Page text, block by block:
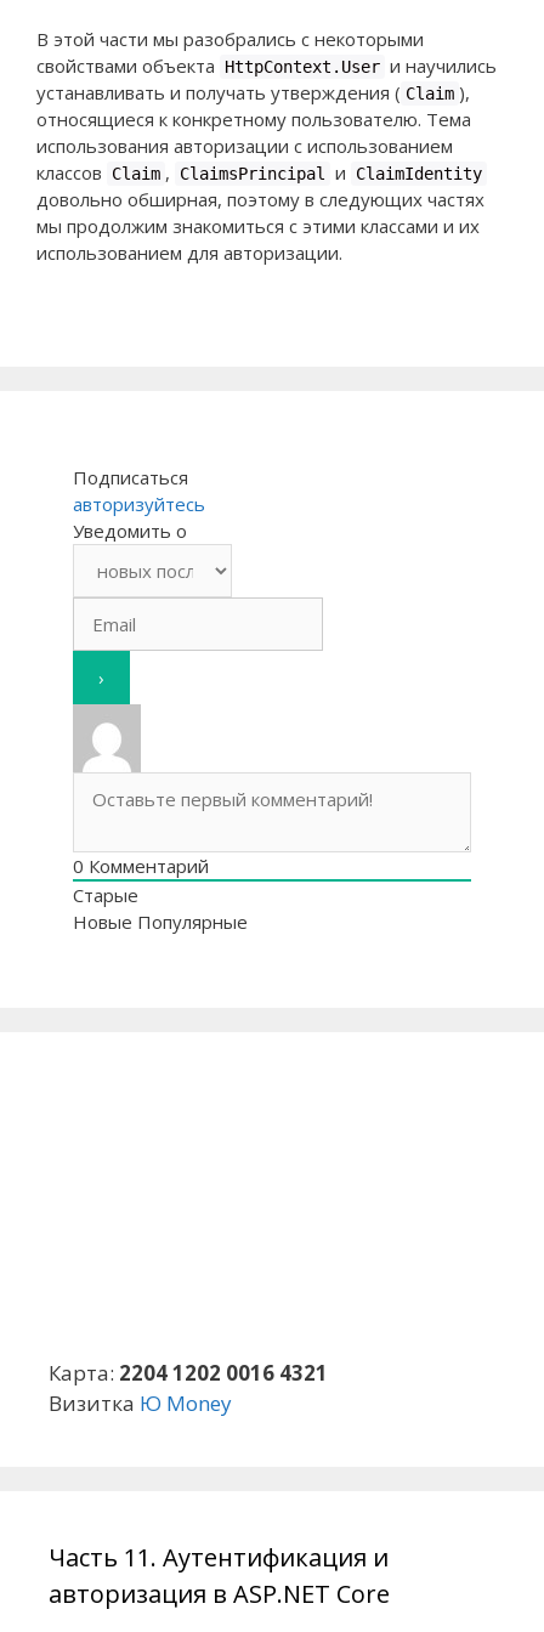
В этой части мы разобрались с некоторыми
свойствами объекта
HttpContext.User и научились
устанавливать и получать утверждения ( Claim ),
относящиеся к конкретному пользователю. Тема
использования авторизации с использованием
классов
Claim , ClaimsPrincipal и ClaimIdentity
довольно обширная, поэтому в следующих частях
мы продолжим знакомиться с этими классами и их
использованием для авторизации.
Подписаться
авторизуйтесь
Уведомить о
0 Комментарий
Старые
Новые Популярные
Карта: 2204 1202 0016 4321
Визитка Ю Money
Часть 11. Аутентификация и
авторизация в ASP.NET Core